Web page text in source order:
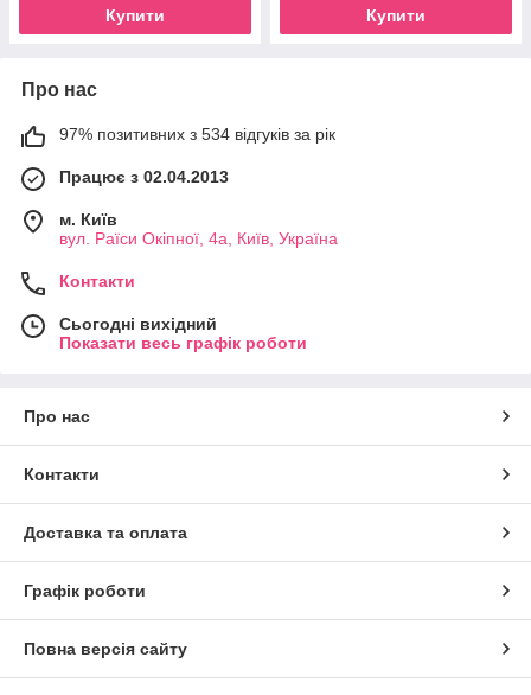
Купити Купити
Про нас
97% позитивних з 534 відгуків за рік
Працює з 02.04.2013
м. Київ
вул. Раїси Окіпної, 4а, Київ, Україна
Контакти
Сьогодні вихідний
Показати весь графік роботи
Про нас
Контакти
Доставка та оплата
Графік роботи
Повна версія сайту